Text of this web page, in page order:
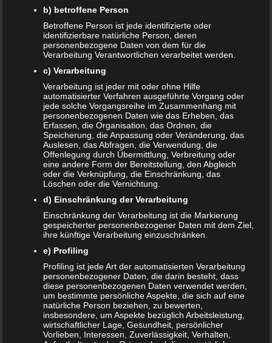
Ab wann Kinderbesteck? Sinnvoll oder
nicht?
26. MÄRZ 2019
Dein Nachwuchs fängt langsam an, Interesse an Löffel,
Messer und Gabel zu zeigen und will anscheinend auch
selbst mal „Hand anlegen“? Dann stellst du dir…
WEITERLESEN...
b) betroffene Person
Betroffene Person ist jede identifizierte oder
identifizierbare natürliche Person, deren
personenbezogene Daten von dem für die
Verarbeitung Verantwortlichen verarbeitet werden.
c) Verarbeitung
Verarbeitung ist jeder mit oder ohne Hilfe
automatisierter Verfahren ausgeführte Vorgang oder
jede solche Vorgangsreihe im Zusammenhang mit
personenbezogenen Daten wie das Erheben, das
Erfassen, die Organisation, das Ordnen, die
Speicherung, die Anpassung oder Veränderung, das
Auslesen, das Abfragen, die Verwendung, die
Offenlegung durch Übermittlung, Verbreitung oder
eine andere Form der Bereitstellung, den Abgleich
oder die Verknüpfung, die Einschränkung, das
Löschen oder die Vernichtung.
d) Einschränkung der Verarbeitung
Einschränkung der Verarbeitung ist die Markierung
gespeicherter personenbezogener Daten mit dem Ziel,
ihre künftige Verarbeitung einzuschränken.
e) Profiling
Profiling ist jede Art der automatisierten Verarbeitung
personenbezogener Daten, die darin besteht, dass
diese personenbezogenen Daten verwendet werden,
um bestimmte persönliche Aspekte, die sich auf eine
natürliche Person beziehen, zu bewerten,
insbesondere, um Aspekte bezüglich Arbeitsleistung,
wirtschaftlicher Lage, Gesundheit, persönlicher
Vorlieben, Interessen, Zuverlässigkeit, Verhalten,